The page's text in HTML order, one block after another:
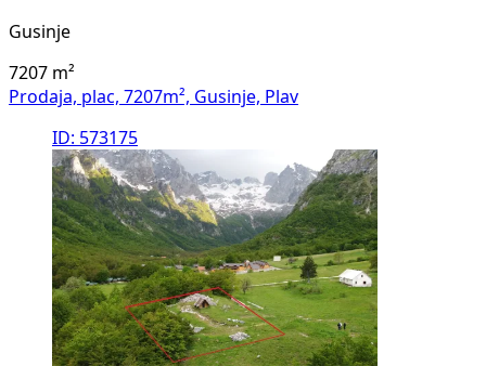
Gusinje
7207 m²
Prodaja, plac, 7207m², Gusinje, Plav
ID: 573175